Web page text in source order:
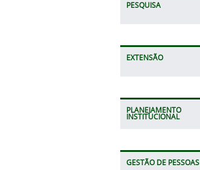
PESQUISA
EXTENSÃO
PLANEJAMENTO
INSTITUCIONAL
GESTÃO DE PESSOAS